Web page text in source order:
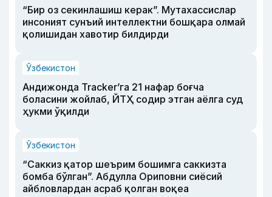
“Бир оз секинлашиш керак”. Мутахассислар
инсоният сунъий интеллектни бошқара олмай
қолишидан хавотир билдирди
Ўзбекистон
Андижонда Tracker’га 21 нафар боғча
боласини жойлаб, ЙТҲ содир этган аёлга суд
ҳукми ўқилди
Ўзбекистон
“Саккиз қатор шеърим бошимга саккизта
бомба бўлган”. Абдулла Ориповни сиёсий
айбловлардан асраб қолган воқеа